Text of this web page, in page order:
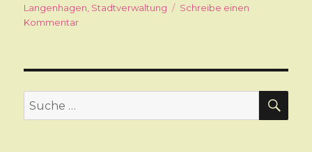
Langenhagen, Stadtverwaltung
Schreibe einen
Kommentar
Wahl
mal
Suche
nach: